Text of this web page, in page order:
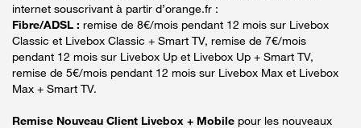
internet souscrivant à partir d’orange.fr :
Fibre/ADSL : remise de 8€/mois pendant 12 mois sur Livebox
Classic et Livebox Classic + Smart TV, remise de 7€/mois
pendant 12 mois sur Livebox Up et Livebox Up + Smart TV,
remise de 5€/mois pendant 12 mois sur Livebox Max et Livebox
Max + Smart TV.
Remise Nouveau Client Livebox + Mobile pour les nouveaux